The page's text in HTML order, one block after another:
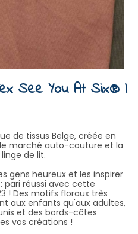
See You At Six® |
de tissus Belge, créée en
marché auto-couture et la
de lit.
gens heureux et les inspirer
pari réussi avec cette
! Des motifs floraux très
aux enfants qu'aux adultes,
et des bords-côtes
vos créations !